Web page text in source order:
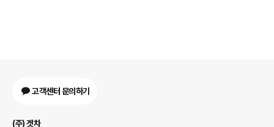
고객센터 문의하기
(주) 겟차